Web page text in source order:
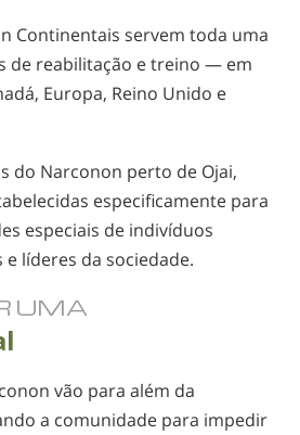
Continentais servem toda uma
de reabilitação e treino — em
Europa, Reino Unido e
do Narconon perto de Ojai,
especificamente para
especiais de indivíduos
líderes da sociedade.
UMA
vão para além da
a comunidade para impedir